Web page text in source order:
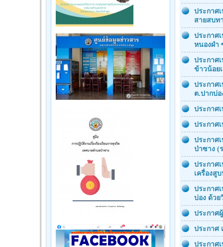
ประกาศ
สายสบท
ประกาศ
หนองผำ
ประกาศ
ข้าวน้อย
ประกาศ
ต.ปากบ่อ
ประกาศ
ประกาศ
ประกาศ
ป่าซาง (
ประกาศ
เครื่องสู
ประกาศ
บ่อง ด้วย
ประกาศ
ประกาศ
ประกาศ